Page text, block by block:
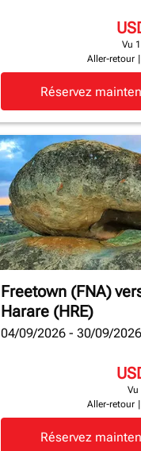
Vu
Aller-retour
Réservez
Freetown (FNA)
Harare (HRE)
04/09/2026 - 30/09/2026
Vu
Aller-retour
Réservez